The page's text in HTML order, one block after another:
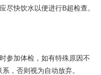
尽快饮水以便进行B超检查。
参加体检，如有特殊原因不
，否则视为自动放弃。